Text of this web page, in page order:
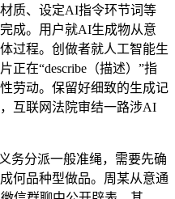
、设定AI指令环节词等
成。用户就AI生成物从意
过程。创做者就人工智能生
正在“describe（描述）”指
劳动。保留好细致的生成记
互联网法院审结一路涉AI
分派一般准绳，需要先确
何品种型做品。周某从意通